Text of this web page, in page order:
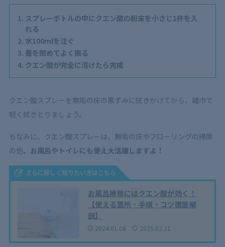
スプレーボトルの中にクエン酸の粉末を小さじ1杯を入
れる
水100mlを注ぐ
蓋を閉めてよく振る
クエン酸が完全に溶けたら完成
クエン酸スプレーを無垢の床の黒ずみに拭きかけてから、雑巾で
軽く拭きとりましょう。
ちなみに、クエン酸スプレーは、無垢の床やフローリングの掃除
の他、お風呂やトイレにも使え大活躍しますよ！
さらに詳しく知りたい方はこちら
お風呂掃除にはクエン酸が効く！
【使える箇所・手順・コツ徹底解
説】
2024.01.08 2025.02.21